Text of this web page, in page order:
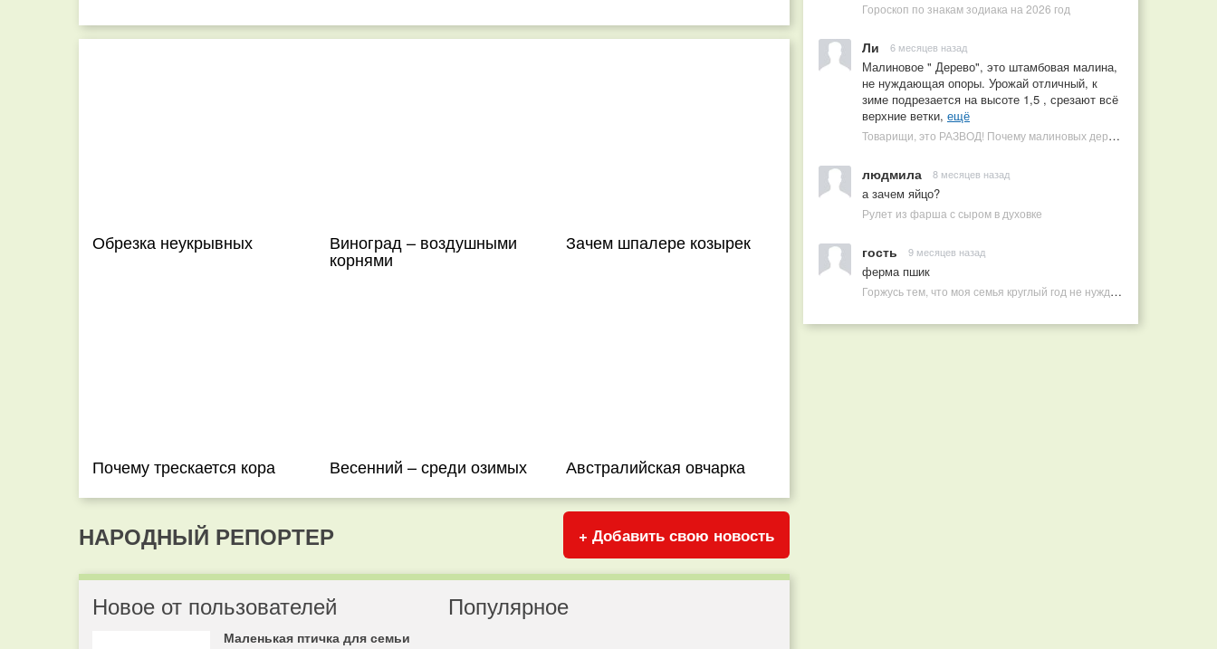
Обрезка неукрывных Виноград – воздушными
корнями
Зачем шпалере козырек
Почему трескается кора Весенний – среди озимых Австралийская овчарка
НАРОДНЫЙ РЕПОРТЕР + Добавить свою новость
Новое от пользователей
Маленькая птичка для семьи
Популярное
Гороскоп по знакам зодиака на 2026 год
Ли 6 месяцев назад
Малиновое " Дерево", это штамбовая малина,
не нуждающая опоры. Урожай отличный, к
зиме подрезается на высоте 1,5 , срезают всё
верхние ветки, ещё
Товарищи, это РАЗВОД! Почему малиновых деревьев не бывает, или Как ушлые продавцы наживаются на мечтах садоводов
людмила 8 месяцев назад
а зачем яйцо?
Рулет из фарша с сыром в духовке
гость 9 месяцев назад
ферма пшик
Горжусь тем, что моя семья круглый год не нуждается в покупных витаминах